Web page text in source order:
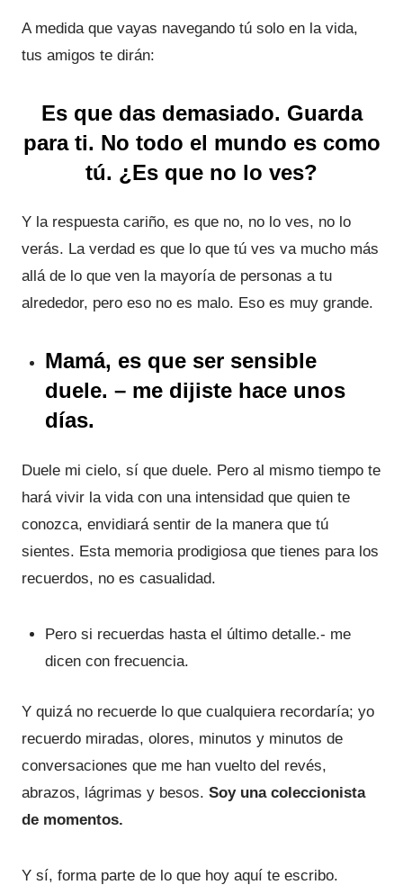
A medida que vayas navegando tú solo en la vida,
tus amigos te dirán:
Es que das demasiado. Guarda
para ti. No todo el mundo es como
tú. ¿Es que no lo ves?
Y la respuesta cariño, es que no, no lo ves, no lo
verás. La verdad es que lo que tú ves va mucho más
allá de lo que ven la mayoría de personas a tu
alrededor, pero eso no es malo. Eso es muy grande.
Mamá, es que ser sensible
duele. – me dijiste hace unos
días.
Duele mi cielo, sí que duele. Pero al mismo tiempo te
hará vivir la vida con una intensidad que quien te
conozca, envidiará sentir de la manera que tú
sientes. Esta memoria prodigiosa que tienes para los
recuerdos, no es casualidad.
Pero si recuerdas hasta el último detalle.- me
dicen con frecuencia.
Y quizá no recuerde lo que cualquiera recordaría; yo
recuerdo miradas, olores, minutos y minutos de
conversaciones que me han vuelto del revés,
abrazos, lágrimas y besos. Soy una coleccionista
de momentos.
Y sí, forma parte de lo que hoy aquí te escribo.